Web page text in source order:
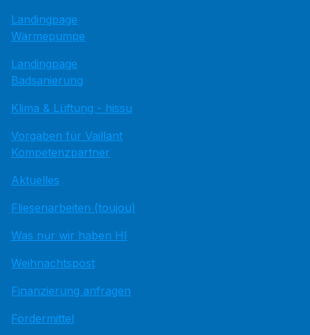
Landingpage
Wärmepumpe
Landingpage
Badsanierung
Klima & Lüftung - hissu
Vorgaben für Vaillant
Kompetenzpartner
Aktuelles
Fliesenarbeiten (toujou)
Was nur wir haben HI
Weihnachtspost
Finanzierung anfragen
Fördermittel